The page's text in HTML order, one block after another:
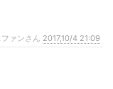
ァンさん 2017,10/4 21:09